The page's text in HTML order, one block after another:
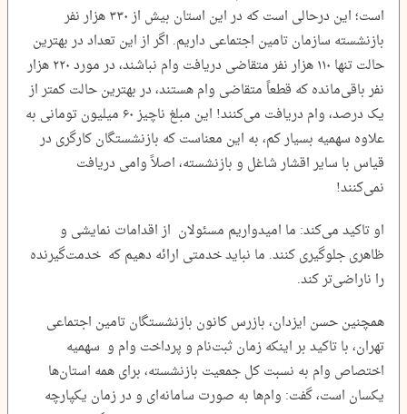
است؛ این درحالی است که در این استان بیش از ۳۳۰ هزار نفر
بازنشسته سازمان تامین اجتماعی داریم. اگر از این تعداد در بهترین
حالت تنها ۱۱۰ هزار نفر متقاضی دریافت وام نباشند، در مورد ۲۲۰ هزار
نفر باقی‌مانده که قطعاً متقاضی وام هستند، در بهترین حالت کمتر از
یک درصد، وام دریافت می‌کنند! این مبلغ ناچیز ۶۰ میلیون تومانی به
علاوه سهمیه بسیار کم، به این معناست که بازنشستگان کارگری در
قیاس با سایر اقشار شاغل و بازنشسته، اصلاً وامی دریافت
نمی‌کنند!
او تاکید می‌کند: ما امیدواریم مسئولان از اقدامات نمایشی و
ظاهری جلوگیری کنند. ما نباید خدمتی ارائه دهیم که خدمت‌گیرنده
را ناراضی‌تر کند.
همچنین حسن ایزدان، بازرس کانون بازنشستگان تامین اجتماعی
تهران، با تاکید بر اینکه زمان ثبت‌نام و پرداخت وام و سهمیه
اختصاص وام به نسبت کل جمعیت بازنشسته، برای همه استان‌ها
یکسان است، گفت: وام‌ها به صورت سامانه‌ای و در زمان یکپارچه